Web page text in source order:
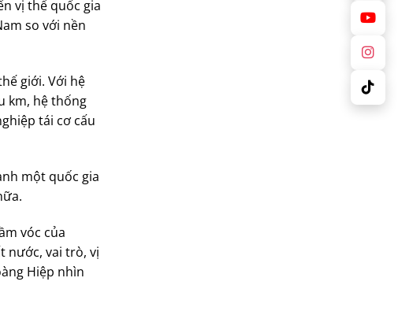
vị thế quốc gia
so với nền
giới. Với hệ
km, hệ thống
tái cơ cấu
một quốc gia
vóc của
nước, vai trò, vị
Hiệp nhìn